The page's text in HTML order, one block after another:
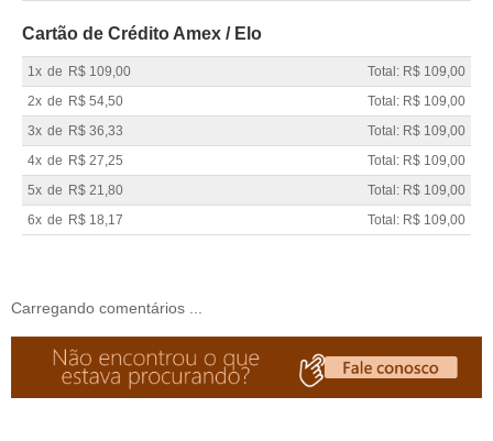
Cartão de Crédito Amex / Elo
1x de R$ 109,00
Total: R$ 109,00
2x de R$ 54,50
Total: R$ 109,00
3x de R$ 36,33
Total: R$ 109,00
4x de R$ 27,25
Total: R$ 109,00
5x de R$ 21,80
Total: R$ 109,00
6x de R$ 18,17 Total: R$ 109,00
Carregando comentários ...